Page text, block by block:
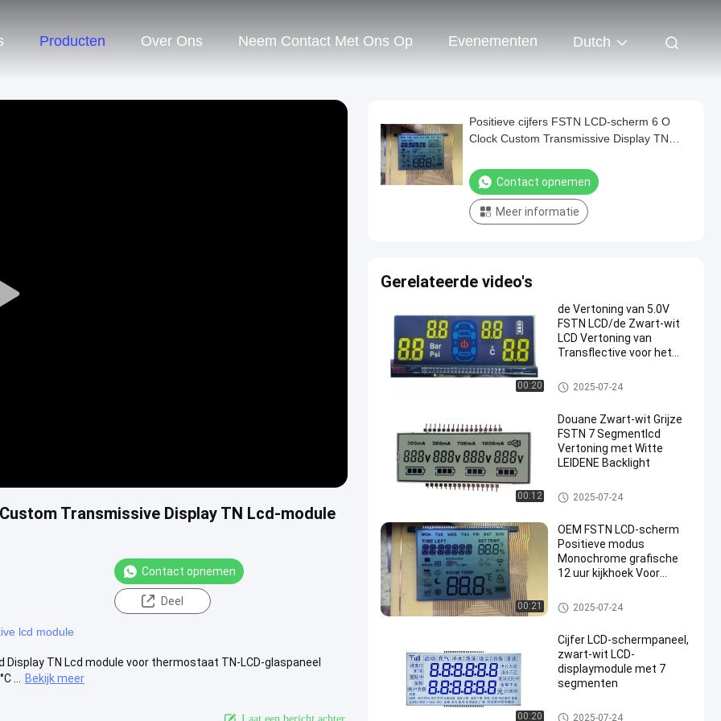
Producten Over Ons Neem Contact Met Ons Op Evenementen Dutch
Play
Transmissive Display TN Lcd-module
Contact opnemen
Deel
lcd module
TN Lcd module voor thermostaat TN-LCD-glaspaneel
...
Bekijk meer
Laat een bericht achter.
Positieve cijfers FSTN LCD-scherm 6 O
Clock Custom Transmissive Display TN
Contact opnemen
Meer informatie
Gerelateerde video's
00:20
de Vertoning van 5.0V
FSTN LCD/de Zwart-wit
LCD Vertoning van
Transflective voor het
Voertuigdrager
fstn lcd vertoning
2025-07-24
00:12
Douane Zwart-wit Grijze
FSTN 7 Segmentlcd
Vertoning met Witte
LEIDENE Backlight
fstn lcd vertoning
2025-07-24
00:21
OEM FSTN LCD-scherm
Positieve modus
Monochrome grafische
12 uur kijkhoek Voor
fstn lcd vertoning
2025-07-24
00:20
Cijfer LCD-schermpaneel,
zwart-wit LCD-
displaymodule met 7
segmenten
fstn lcd vertoning
2025-07-24